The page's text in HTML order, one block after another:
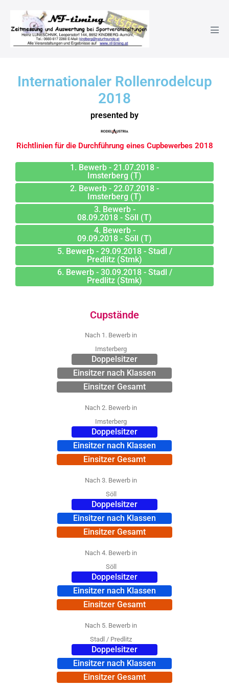
Internationaler Rollenrodelcup
2018
presented by
Richtlinien für die Durchführung eines Cupbewerbes 2018
1. Bewerb - 21.07.2018 -
Imsterberg (T)
2. Bewerb - 22.07.2018 -
Imsterberg (T)
3. Bewerb -
08.09.2018 - Söll (T)
4. Bewerb -
09.09.2018 - Söll (T)
5. Bewerb - 29.09.2018 - Stadl /
Predlitz (Stmk)
6. Bewerb - 30.09.2018 - Stadl /
Predlitz (Stmk)
Cupstände
Nach 1. Bewerb in
Imsterberg
Doppelsitzer
Einsitzer nach Klassen
Einsitzer Gesamt
Nach 2. Bewerb in
Imsterberg
Doppelsitzer
Einsitzer nach Klassen
Einsitzer Gesamt
Nach 3. Bewerb in
Söll
Doppelsitzer
Einsitzer nach Klassen
Einsitzer Gesamt
Nach 4. Bewerb in
Söll
Doppelsitzer
Einsitzer nach Klassen
Einsitzer Gesamt
Nach 5. Bewerb in
Stadl / Predlitz
Doppelsitzer
Einsitzer nach Klassen
Einsitzer Gesamt